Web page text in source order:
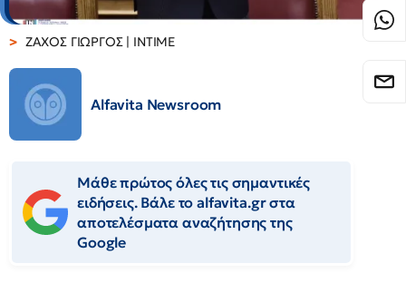
ΖΑΧΟΣ ΓΙΩΡΓΟΣ | ΙΝΤΙΜΕ
Alfavita Newsroom
Μάθε πρώτος όλες τις σημαντικές
ειδήσεις. Βάλε το alfavita.gr στα
αποτελέσματα αναζήτησης της
Google